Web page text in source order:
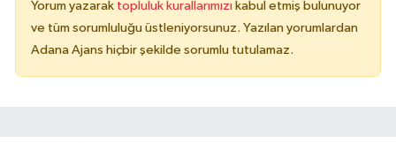
Yorum yazarak topluluk kurallarımızı kabul etmiş bulunuyor
ve tüm sorumluluğu üstleniyorsunuz. Yazılan yorumlardan
Adana Ajans hiçbir şekilde sorumlu tutulamaz.